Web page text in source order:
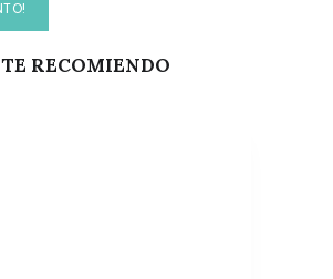
TE RECOMIENDO